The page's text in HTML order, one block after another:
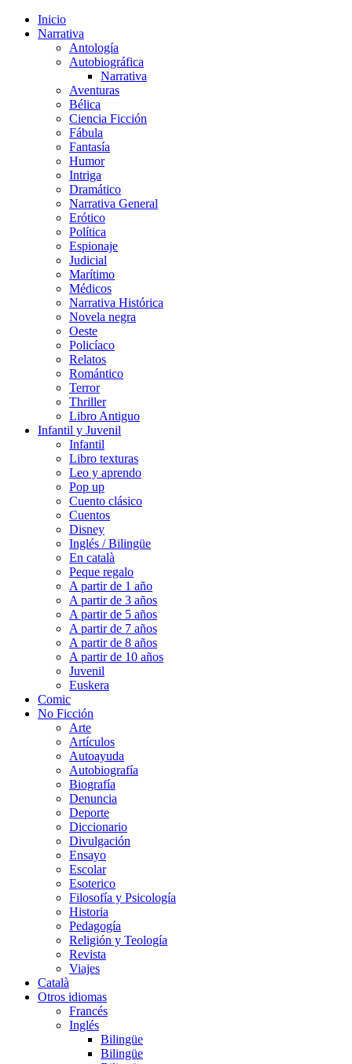
Inicio
Narrativa
Antología
Autobiográfica
Narrativa
Aventuras
Bélica
Ciencia Ficción
Fábula
Fantasía
Humor
Intriga
Dramático
Narrativa General
Erótico
Política
Espionaje
Judicial
Marítimo
Médicos
Narrativa Histórica
Novela negra
Oeste
Policíaco
Relatos
Romántico
Terror
Thriller
Libro Antiguo
Infantil y Juvenil
Infantil
Libro texturas
Leo y aprendo
Pop up
Cuento clásico
Cuentos
Disney
Inglés / Bilingüe
En català
Peque regalo
A partir de 1 año
A partir de 3 años
A partir de 5 años
A partir de 7 años
A partir de 8 años
A partir de 10 años
Juvenil
Euskera
Comic
No Ficción
Arte
Artículos
Autoayuda
Autobiografía
Biografía
Denuncia
Deporte
Diccionario
Divulgación
Ensayo
Escolar
Esoterico
Filosofía y Psicología
Historia
Pedagogía
Religión y Teología
Revista
Viajes
Català
Otros idiomas
Francés
Inglés
Bilingüe
Bilingüe